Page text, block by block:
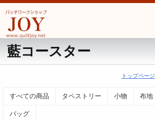
藍コースター
トップページ
すべての商品 タペストリー 小物 布地
バッグ